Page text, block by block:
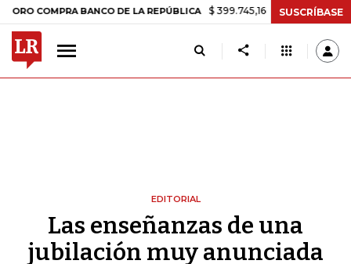
BANCO DE LA REPÚBLICA $ 399.745,16 +$ 2.295,71 +0,58%
SUSCRÍBASE
EDITORIAL
Las enseñanzas de una
jubilación muy anunciada